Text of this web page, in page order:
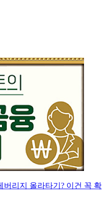
버리지 올라타기? 이건 꼭 확